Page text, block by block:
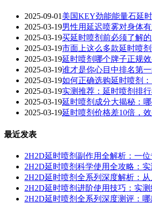
2025-09-01 美国KEY劲能能量石延
2025-03-19男性用延迟喷雾对身体
2025-03-19买延时喷剂前必须了解
2025-03-19市面上这么多款延时喷
2025-03-19延时喷剂哪个牌子正规
2025-03-19谁才是你心目中排名第
2025-03-19如何正确选购延时喷剂
2025-03-19实测推荐：延时喷剂排
2025-03-19延时喷剂成分大揭秘：
2025-03-19延时喷剂价格差10倍，
最近发表
2H2D延时喷剂副作用全解析：一
2H2D延时喷剂科学使用全攻略：
2H2D延时喷剂全系列深度解析：
2H2D延时喷剂进阶使用技巧：实
2H2D延时喷剂全系列深度测评：哪